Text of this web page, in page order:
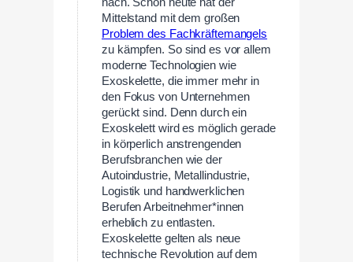
Mittelstand mit dem großen
Problem des Fachkräftemangels
zu kämpfen. So sind es vor allem
moderne Technologien wie
Exoskelette, die immer mehr in
den Fokus von Unternehmen
gerückt sind. Denn durch ein
Exoskelett wird es möglich gerade
in körperlich anstrengenden
Berufsbranchen wie der
Autoindustrie, Metallindustrie,
Logistik und handwerklichen
Berufen Arbeitnehmer*innen
erheblich zu entlasten.
Exoskelette gelten als neue
technische Revolution auf dem